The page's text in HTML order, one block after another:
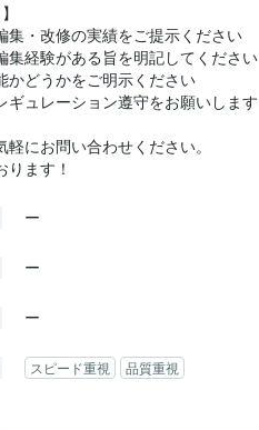
集・改修の実績をご提示ください
集経験がある旨を明記してください
かどうかをご明示ください
ギュレーション遵守をお願いします
にお問い合わせください。
ー
ー
ー
スピード重視 品質重視